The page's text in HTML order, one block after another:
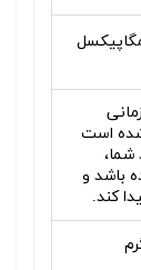
50 مگاپیکسل + 2 مگاپیکسل
زمانی
است
باشد و
کند.